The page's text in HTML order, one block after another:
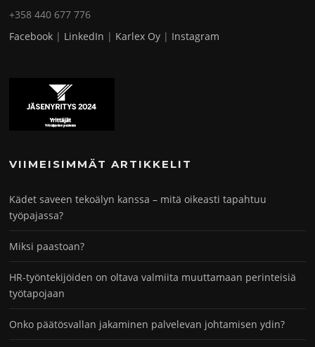
+358 440 677 776
Facebook | LinkedIn | Karlex Oy | Instagram
VIIMEISIMMÄT ARTIKKELIT
Kädet saveen tekoälyn kanssa – mitä oikeasti tapahtuu
työpajassa?
Miksi paastoan?
HR-työntekijöiden on oltava valmiita muuttamaan perinteisiä
työtapojaan
Onko päätösvallan jakaminen palvelevan johtamisen ydin?